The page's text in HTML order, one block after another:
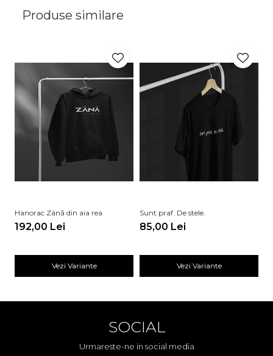
Produse similare
Hanorac Zână din aia rea
192,00 Lei
Vezi Variante
Sunt praf. De stele.
85,00 Lei
Vezi Variante
SOCIAL
Urmareste-ne in social media